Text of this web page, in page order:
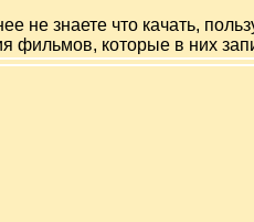
не знаете что качать,
фильмов, которые в них